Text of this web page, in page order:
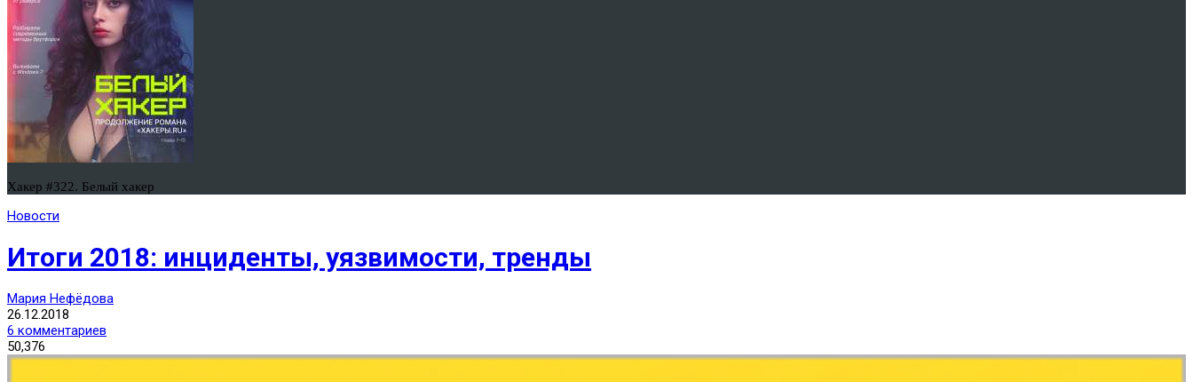
Хакер #322. Белый хакер
Новости
Итоги 2018: инциденты, уязвимости, тренды
Мария Нефёдова
26.12.2018
6 комментариев
50,376